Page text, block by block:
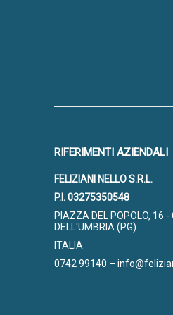
RIFERIMENTI AZIENDALI
FELIZIANI NELLO S.R.L.
P.I. 03275350548
PIAZZA DEL POPOLO, 16 -
DELL'UMBRIA (PG)
ITALIA
0742 99140 –